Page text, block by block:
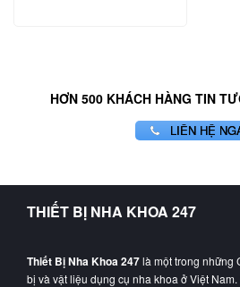
HƠN 500 KHÁCH HÀNG TIN
LIÊN HỆ
THIẾT BỊ NHA KHOA 247
Thiết Bị Nha Khoa 247là một trong những
bị và vật liệu dụng cụ nha khoa ở Việt